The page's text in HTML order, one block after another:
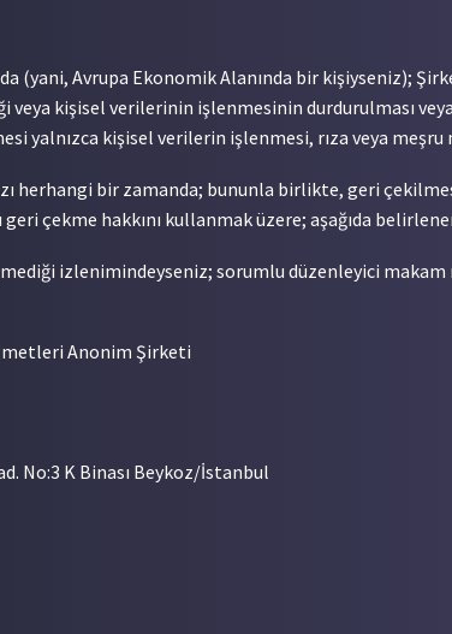
(yani, Avrupa Ekonomik Alanında bir kişiyseniz);
veya kişisel verilerinin işlenmesinin durdurulması
yalnızca kişisel verilerin işlenmesi, rıza veya
herhangi bir zamanda; bununla birlikte, geri
geri çekme hakkını kullanmak üzere; aşağıda
izlenimindeyseniz; sorumlu düzenleyici
Anonim Şirketi
No:3 K Binası Beykoz/İstanbul